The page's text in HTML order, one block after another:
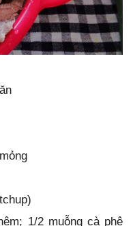
1/2 muỗng cà phê